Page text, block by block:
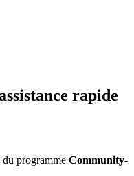
rapide
programme Community-